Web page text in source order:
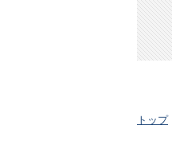
トップ